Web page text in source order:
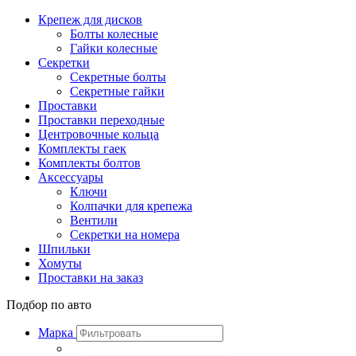
Крепеж для дисков
Болты колесные
Гайки колесные
Секретки
Секретные болты
Секретные гайки
Проставки
Проставки переходные
Центровочные кольца
Комплекты гаек
Комплекты болтов
Аксессуары
Ключи
Колпачки для крепежа
Вентили
Секретки на номера
Шпильки
Хомуты
Проставки на заказ
Подбор по авто
Марка